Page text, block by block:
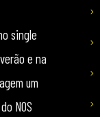
single
e na
um
NOS